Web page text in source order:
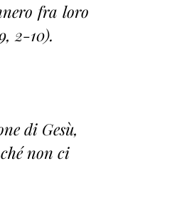
fra loro
2-10).
di Gesù,
non ci